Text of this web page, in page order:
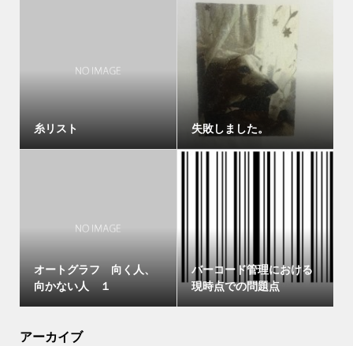
糸リスト 失敗しました。
オートグラフ 向く人、
向かない人 １
バーコード管理における
現時点での問題点
アーカイブ